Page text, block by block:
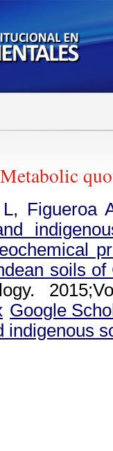
, Figueroa
soils of
Google
indigenous